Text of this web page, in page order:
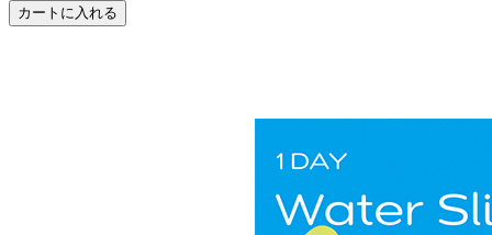
カートに入れる